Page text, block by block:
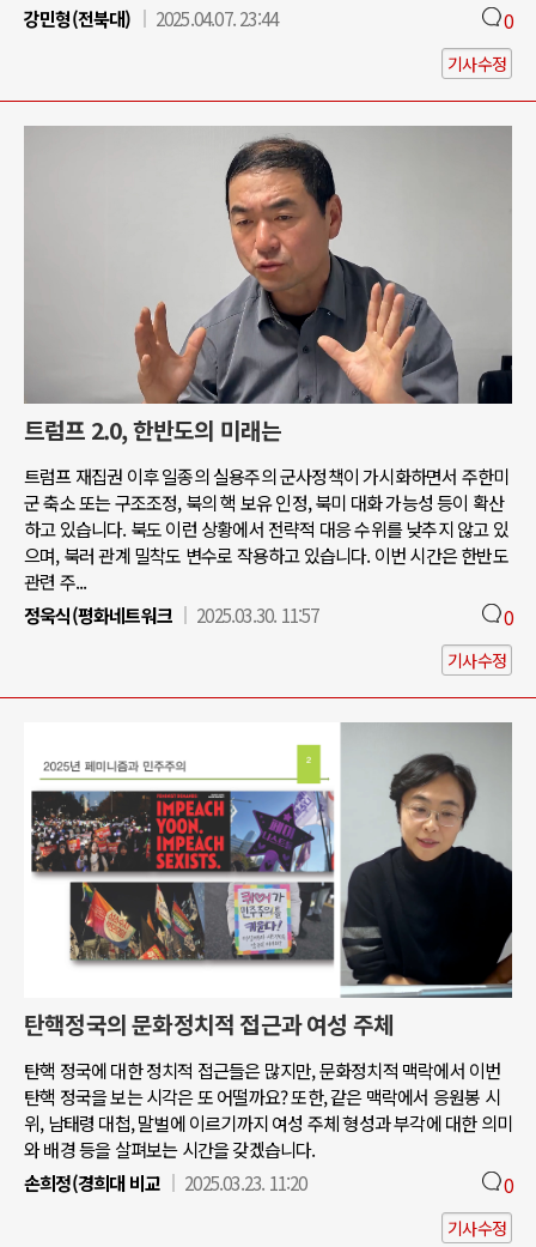
강민형(전북대)
2025.04.07. 23:44 0
기사수정
트럼프 2.0, 한반도의 미래는
트럼프 재집권 이후 일종의 실용주의 군사정책이 가시화하면서 주한미
군 축소 또는 구조조정, 북의 핵 보유 인정, 북미 대화 가능성 등이 확산
하고 있습니다. 북도 이런 상황에서 전략적 대응 수위를 낮추지 않고 있
으며, 북러 관계 밀착도 변수로 작용하고 있습니다. 이번 시간은 한반도
관련 주...
정욱식(평화네트워크
2025.03.30. 11:57 0
기사수정
탄핵정국의 문화정치적 접근과 여성 주체
탄핵 정국에 대한 정치적 접근들은 많지만, 문화정치적 맥락에서 이번
탄핵 정국을 보는 시각은 또 어떨까요? 또한, 같은 맥락에서 응원봉 시
위, 남태령 대첩, 말벌에 이르기까지 여성 주체 형성과 부각에 대한 의미
와 배경 등을 살펴보는 시간을 갖겠습니다.
손희정(경희대 비교
2025.03.23. 11:20 0
기사수정